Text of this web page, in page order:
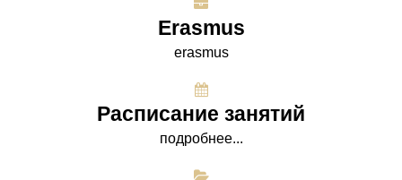
Erasmus
erasmus
Расписание занятий
подробнее...